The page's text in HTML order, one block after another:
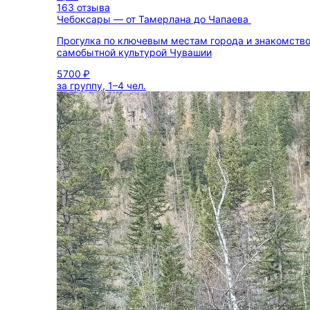
163 отзыва
Чебоксары — от Тамерлана до Чапаева
Прогулка по ключевым местам города и
самобытной культурой Чувашии
5700 ₽
за группу, 1–4 чел.